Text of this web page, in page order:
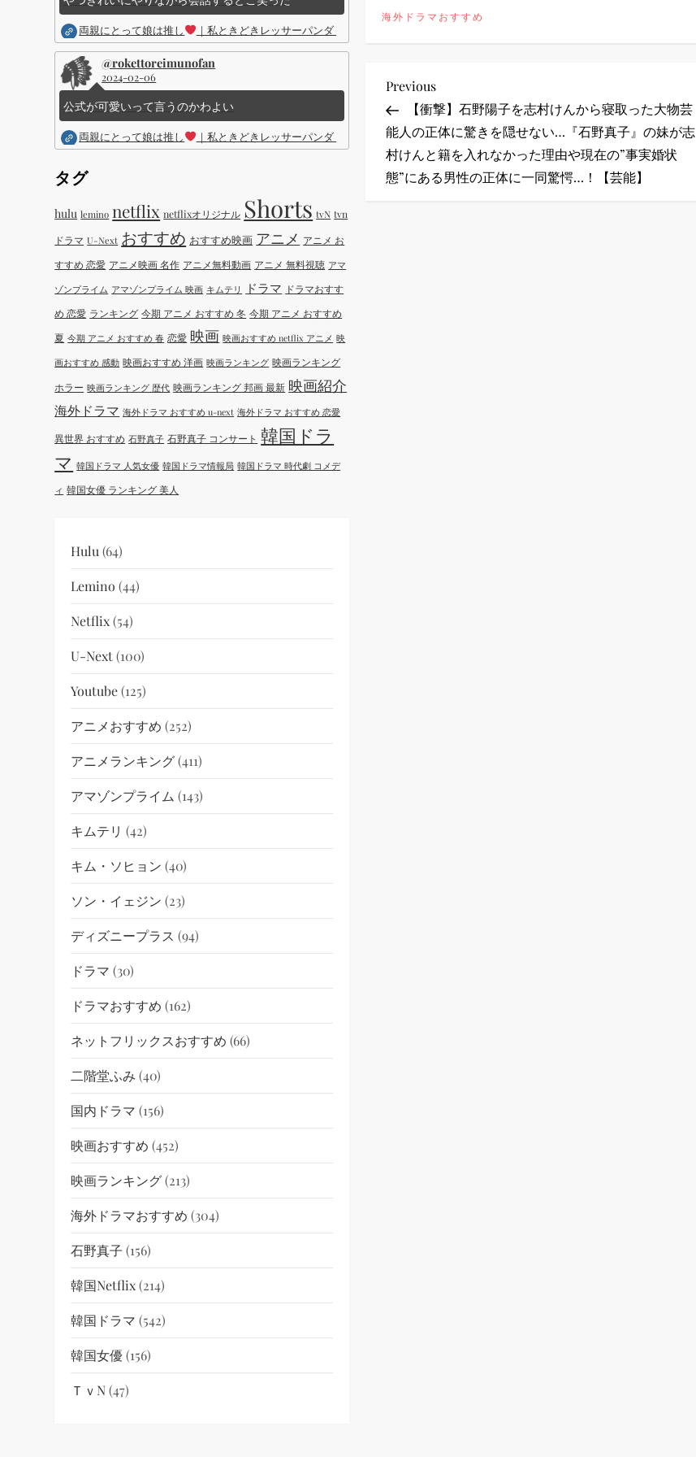
海外ドラマおすすめ
投
稿
ナ
Previous
Post
Previous
【衝撃】石野陽子を志村けんから寝取った大物芸
能人の正体に驚きを隠せない…『石野真子』の妹が志
村けんと籍を入れなかった理由や現在の”事実婚状
態”にある男性の正体に一同驚愕…！【芸能】
両親にとって娘は推し ｜私ときどきレッサーパンダ ｜Disney (ディズニープラス）
@rokettoreimunofan
2024-02-06
公式が可愛いって言うのかわよい
両親にとって娘は推し ｜私ときどきレッサーパンダ ｜Disney (ディズニープラス）
タグ
hulu lemino netflix netflixオリジナル Shorts tvN tvn
ドラマ U-Next おすすめ おすすめ映画 アニメ アニメ お
すすめ 恋愛 アニメ映画 名作 アニメ無料動画 アニメ 無料視聴 アマ
ゾンプライム アマゾンプライム 映画 キムテリ ドラマ ドラマおすす
め 恋愛 ランキング 今期 アニメ おすすめ 冬 今期 アニメ おすすめ
夏 今期 アニメ おすすめ 春 恋愛 映画 映画おすすめ netflix アニメ 映
画おすすめ 感動 映画おすすめ 洋画 映画ランキング 映画ランキング
ホラー 映画ランキング 歴代 映画ランキング 邦画 最新 映画紹介
海外ドラマ 海外ドラマ おすすめ u-next 海外ドラマ おすすめ 恋愛
異世界 おすすめ 石野真子 石野真子 コンサート 韓国ドラ
マ 韓国ドラマ 人気女優 韓国ドラマ情報局 韓国ドラマ 時代劇 コメデ
ィ 韓国女優 ランキング 美人
Hulu (64)
Lemino (44)
Netflix(54)
U-Next(100)
Youtube(125)
アニメおすすめ (252)
アニメランキング(411)
アマゾンプライム (143)
キムテリ (42)
キム・ソヒョン (40)
ソン・イェジン (23)
ディズニープラス (94)
ドラマ (30)
ドラマおすすめ (162)
ネットフリックスおすすめ (66)
二階堂ふみ (40)
国内ドラマ (156)
映画おすすめ (452)
映画ランキング(213)
海外ドラマおすすめ (304)
石野真子 (156)
韓国netflix(214)
韓国ドラマ (542)
韓国女優(156)
ＴｖN(47)